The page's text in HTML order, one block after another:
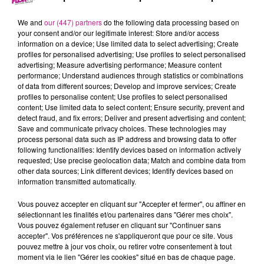
68 NEWS DU 16 JUILLET
Retrouvez les 68 news du 16 juillet avecBagel Corner,centre
commercial Cora Houssen, entrée 4
3h08
3h08 3h06
3h06 3h03
3h03
We and our (447) partnersdo the following data processing based on
your consent and/or our legitimate interest: Store and/or access
information on a device; Use limited data to select advertising; Create
profiles for personalised advertising; Use profiles to select personalised
advertising; Measure advertising performance; Measure content
performance; Understand audiences through statistics or combinations
of data from different sources; Develop and improve services; Create
profiles to personalise content; Use profiles to select personalised
content; Use limited data to select content; Ensure security, prevent and
detect fraud, and fix errors; Deliver and present advertising and content;
Save and communicate privacy choices. These technologies may
process personal data such as IP address and browsing data to offer
following functionalities: Identify devices based on information actively
requested; Use precise geolocation data; Match and combine data from
other data sources; Link different devices; Identify devices based on
information transmitted automatically.
Vous pouvez accepter en cliquant sur "Accepter et fermer", ou affiner en
sélectionnant les finalités et/ou partenaires dans "Gérer mes choix".
Vous pouvez également refuser en cliquant sur "Continuer sans
accepter". Vos préférences ne s'appliqueront que pour ce site. Vous
pouvez mettre à jour vos choix, ou retirer votre consentement à tout
moment via le lien "Gérer les cookies" situé en bas de chaque page.